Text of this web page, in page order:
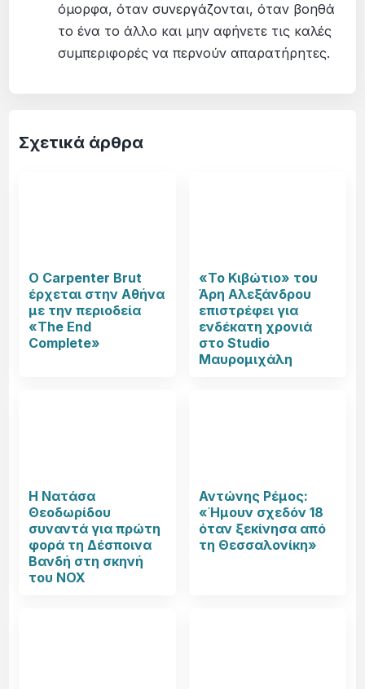
όμορφα, όταν συνεργάζονται, όταν βοηθά
το ένα το άλλο και μην αφήνετε τις καλές
συμπεριφορές να περνούν απαρατήρητες.
Σχετικά άρθρα
Ο Carpenter Brut
έρχεται στην Αθήνα
με την περιοδεία
«The End
Complete»
«Το Κιβώτιο» του
Άρη Αλεξάνδρου
επιστρέφει για
ενδέκατη χρονιά
στο Studio
Μαυρομιχάλη
Η Νατάσα
Θεοδωρίδου
συναντά για πρώτη
φορά τη Δέσποινα
Βανδή στη σκηνή
του NOX
Αντώνης Ρέμος:
«Ήμουν σχεδόν 18
όταν ξεκίνησα από
τη Θεσσαλονίκη»